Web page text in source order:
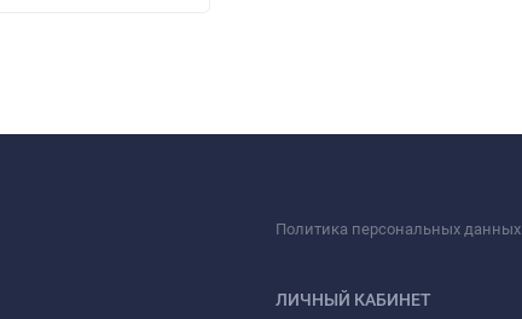
Политика персональных данных
ЛИЧНЫЙ КАБИНЕТ